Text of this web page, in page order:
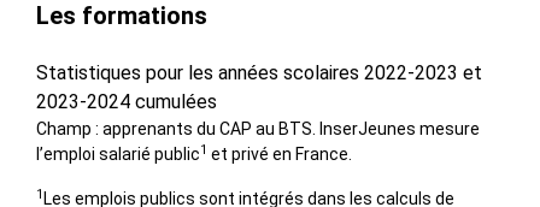
Les formations
Statistiques pour les années scolaires 2022-2023 et
2023-2024 cumulées
Champ : apprenants du CAP au BTS. InserJeunes mesure
l’emploi salarié public1 et privé en France.
1 Les emplois publics sont intégrés dans les calculs de